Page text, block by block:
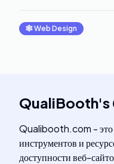
🕸Web Design
QualiBooth's
Qualibooth.com - это
инструментов и
доступности веб-